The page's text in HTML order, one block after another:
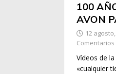
100
AVON
12
Vídeos de
«cualquier